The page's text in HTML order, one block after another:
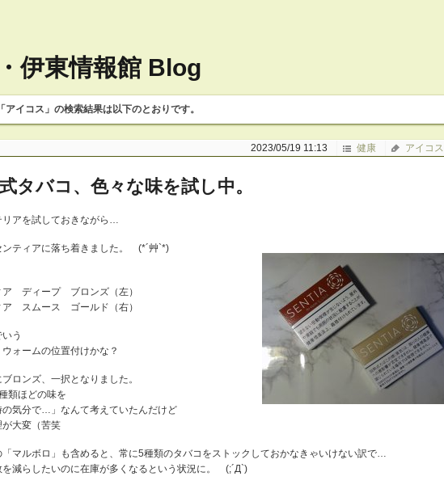
伊東情報館 Blog
アイコス」の検索結果は以下のとおりです。
2023/05/19 11:13 健康 アイコス
タバコ、色々な味を試し中。
リアを試しておきながら…
ンティアに落ち着きました。 (*´艸`*)
ア ディープ ブロンズ（左）
ア スムース ゴールド（右）
う
ウォームの位置付けかな？
ロンズ、一択となりました。
類ほどの味を
の気分で…」なんて考えていたんだけど
が大変（苦笑
「マルボロ」も含めると、常に5種類のタバコをストックしておかなきゃいけない訳で…
を減らしたいのに在庫が多くなるという状況に。 (;´Д`)